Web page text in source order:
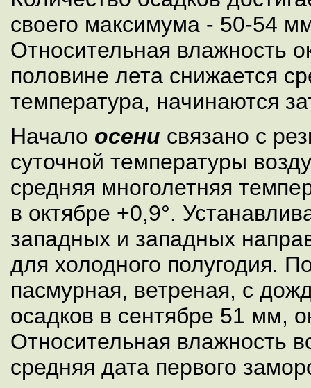
своего максимума - 50-54
Относительная влажность
половине лета снижается
температура, начинаются
Начало осени связано с
суточной температуры
средняя многолетняя
в октябре +0,9°.
западных и западных
для холодного полугодия.
пасмурная, ветреная, с
осадков в сентябре 51 мм,
Относительная влажность
средняя дата первого